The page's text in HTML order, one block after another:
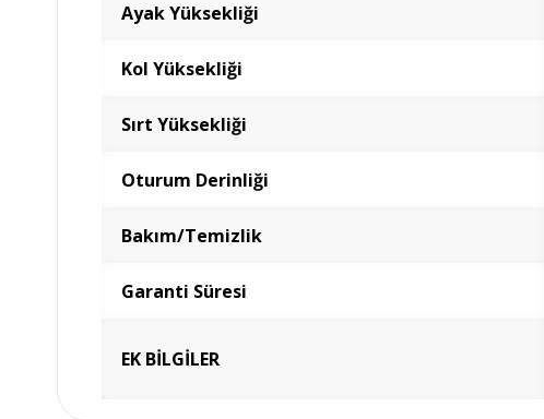
Ayak Yüksekliği
Kol Yüksekliği
Sırt Yüksekliği
Oturum Derinliği
Bakım/Temizlik
Garanti Süresi
EK BİLGİLER